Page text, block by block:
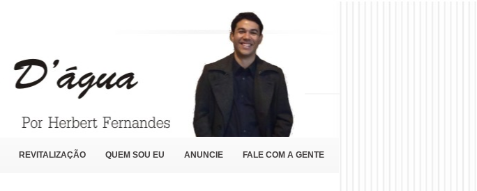
REVITALIZAÇÃO QUEM SOU EU ANUNCIE FALE COM A GENTE